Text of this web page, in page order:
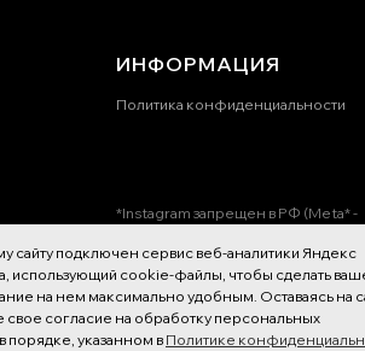
сайту подключен сервис веб-аналитики Яндекс
использующий cookie-файлы, чтобы сделать
на нем максимально удобным. Оставаясь на
свое согласие на обработку персональных
порядке, указанном в Политике
ИНФОРМАЦИЯ
Политика конфиденциальности
*Instagram запрещен в РФ (Meta* -
Разработка сайта